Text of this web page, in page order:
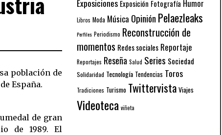
población de
España.
de gran
de 1989. El
Exposiciones Exposición Fotografía Humor
Libros Moda Música Opinión Pelaezleaks
Perfiles Periodismo Reconstrucción de
momentos Redes sociales Reportaje
Reportajes Reseña Salud Series Sociedad
Solidaridad Tecnología Tendencias Toros
Tradiciones Turismo Twittervista Viajes
Videoteca viñeta